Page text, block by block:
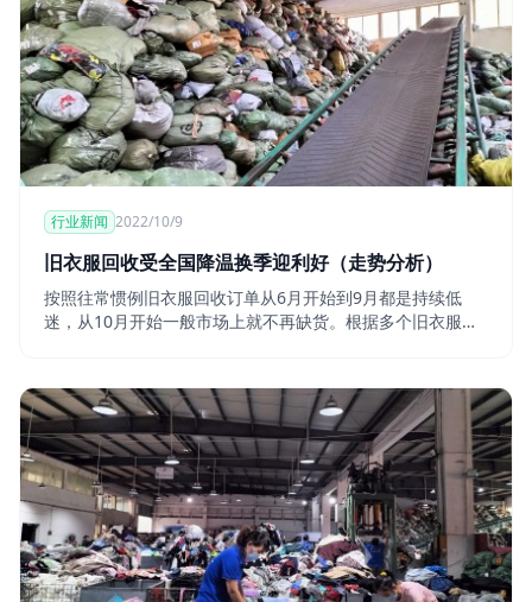
行业新闻 2022/10/9
旧衣服回收受全国降温换季迎利好（走势分析）
按照往常惯例旧衣服回收订单从6月开始到9月都是持续低
迷，从10月开始一般市场上就不再缺货。根据多个旧衣服回